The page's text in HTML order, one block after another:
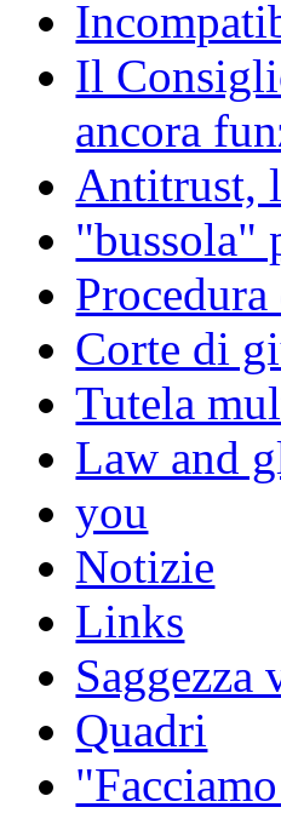
Il
ancora
Antitrust,
"bussola"
Corte di
Tutela
Law and
you
Notizie
Links
Saggezza
Quadri